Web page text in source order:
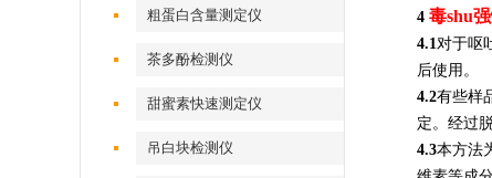
粗蛋白含量测定仪
茶多酚检测仪
甜蜜素快速测定仪
吊白块检测仪
4 毒shu
4.1对于呕
后使用。
4.2有些样
定。经过
4.3本方法